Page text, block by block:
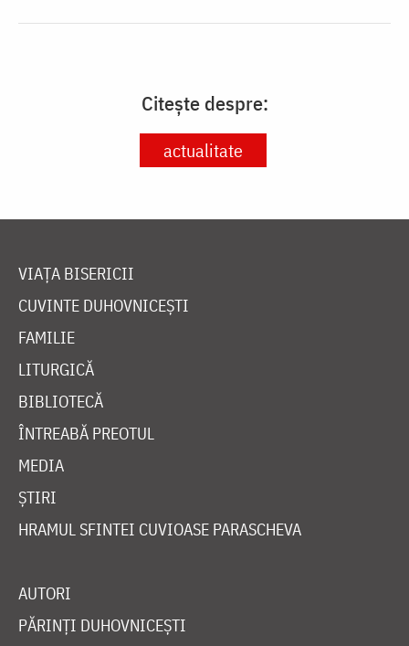
Citește despre:
actualitate
VIAȚA BISERICII
CUVINTE DUHOVNICEȘTI
FAMILIE
LITURGICĂ
BIBLIOTECĂ
ÎNTREABĂ PREOTUL
MEDIA
ȘTIRI
HRAMUL SFINTEI CUVIOASE PARASCHEVA
AUTORI
PĂRINȚI DUHOVNICEȘTI